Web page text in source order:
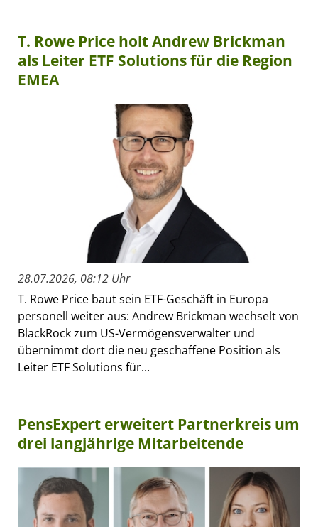
T. Rowe Price holt Andrew Brickman
als Leiter ETF Solutions für die Region
EMEA
28.07.2026, 08:12 Uhr
T. Rowe Price baut sein ETF-Geschäft in Europa
personell weiter aus: Andrew Brickman wechselt von
BlackRock zum US-Vermögensverwalter und
übernimmt dort die neu geschaffene Position als
Leiter ETF Solutions für...
PensExpert erweitert Partnerkreis um
drei langjährige Mitarbeitende